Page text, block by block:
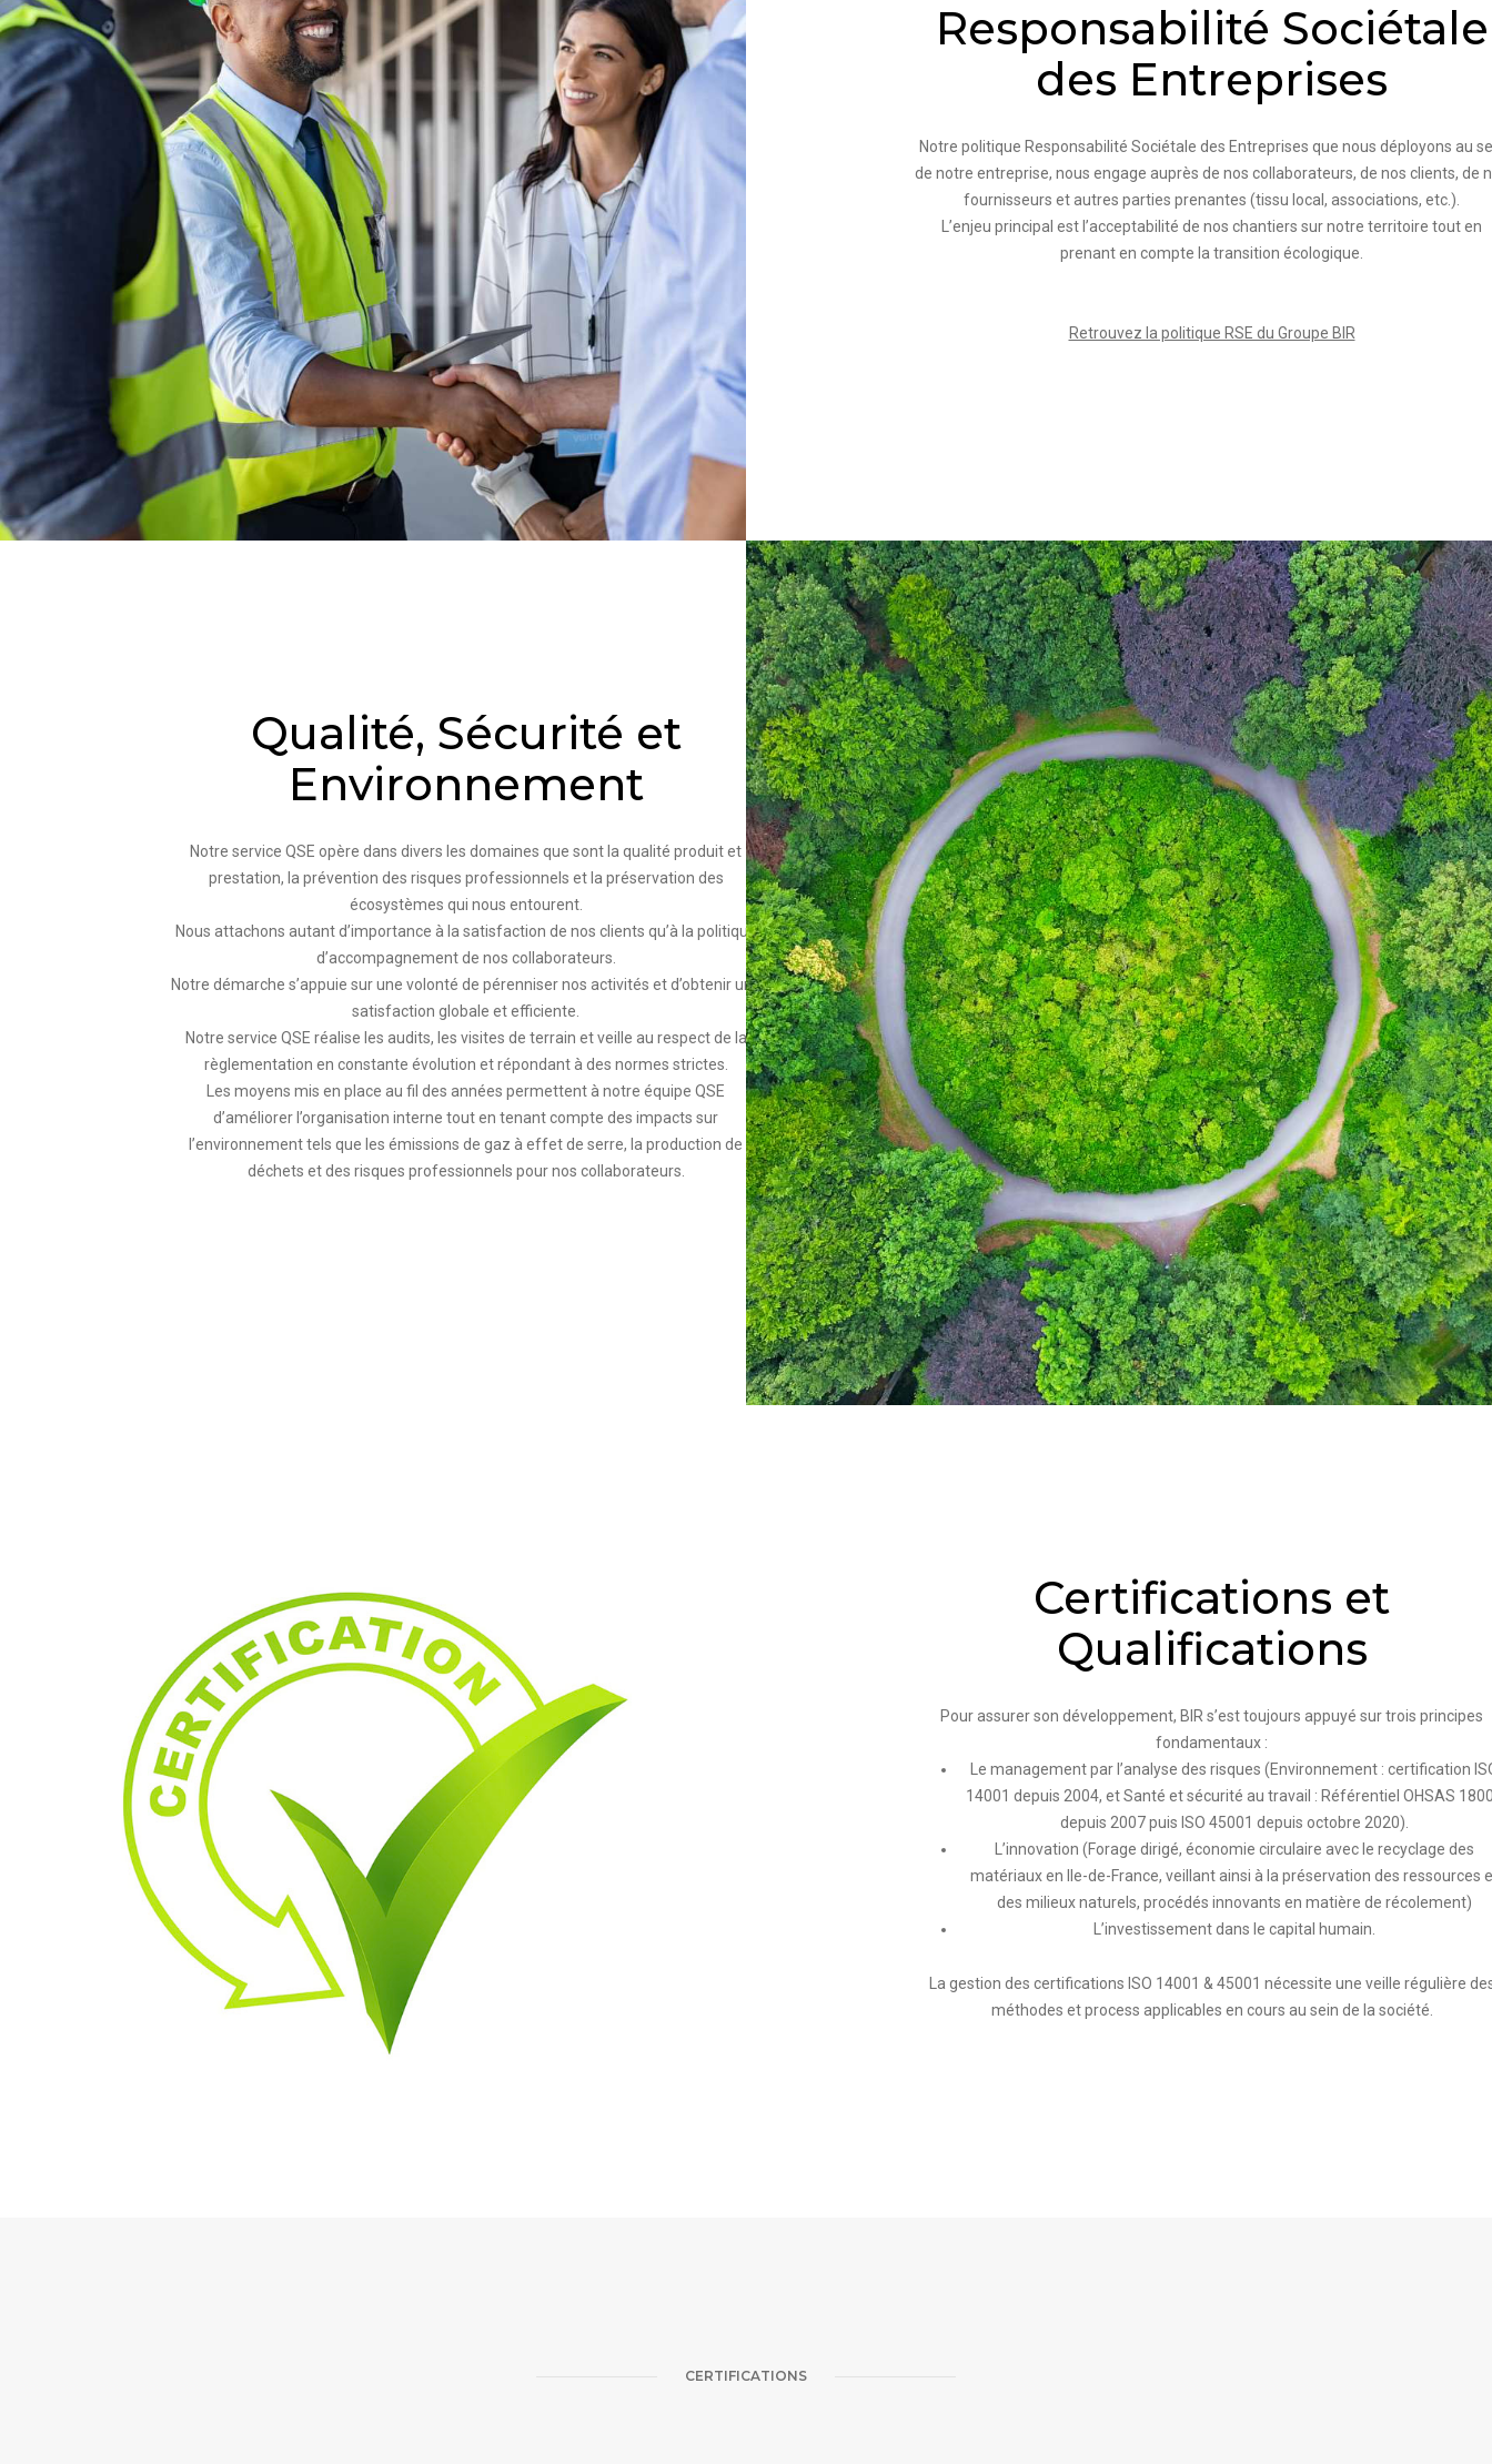
Responsabilité Sociétale
des Entreprises
Notre politique Responsabilité Sociétale des Entreprises que nous déployons au
de notre entreprise, nous engage auprès de nos collaborateurs, de nos clients, de
fournisseurs et autres parties prenantes (tissu local, associations, etc.).
L’enjeu principal est l’acceptabilité de nos chantiers sur notre territoire tout en
prenant en compte la transition écologique.
Retrouvez la politique RSE du Groupe BIR
Qualité, Sécurité et
Environnement
Notre service QSE opère dans divers les domaines que sont la qualité produit et
prestation, la prévention des risques professionnels et la préservation des
écosystèmes qui nous entourent.
Nous attachons autant d’importance à la satisfaction de nos clients qu’à la politique
d’accompagnement de nos collaborateurs.
Notre démarche s’appuie sur une volonté de pérenniser nos activités et d’obtenir une
satisfaction globale et efficiente.
Notre service QSE réalise les audits, les visites de terrain et veille au respect de la
règlementation en constante évolution et répondant à des normes strictes.
Les moyens mis en place au fil des années permettent à notre équipe QSE
d’améliorer l’organisation interne tout en tenant compte des impacts sur
l’environnement tels que les émissions de gaz à effet de serre, la production de
déchets et des risques professionnels pour nos collaborateurs.
Certifications et
Qualifications
Pour assurer son développement, BIR s’est toujours appuyé sur trois principes
fondamentaux :
Le management par l’analyse des risques (Environnement : certification
14001 depuis 2004, et Santé et sécurité au travail : Référentiel OHSAS
depuis 2007 puis ISO 45001 depuis octobre 2020).
L’innovation (Forage dirigé, économie circulaire avec le recyclage des
matériaux en Ile-de-France, veillant ainsi à la préservation des ressources
des milieux naturels, procédés innovants en matière de récolement)
L’investissement dans le capital humain.
La gestion des certifications ISO 14001 & 45001 nécessite une veille régulière
méthodes et process applicables en cours au sein de la société.
CERTIFICATIONS